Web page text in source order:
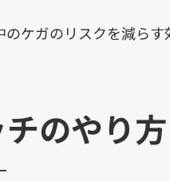
ケガのリスクを減らす
のやり方